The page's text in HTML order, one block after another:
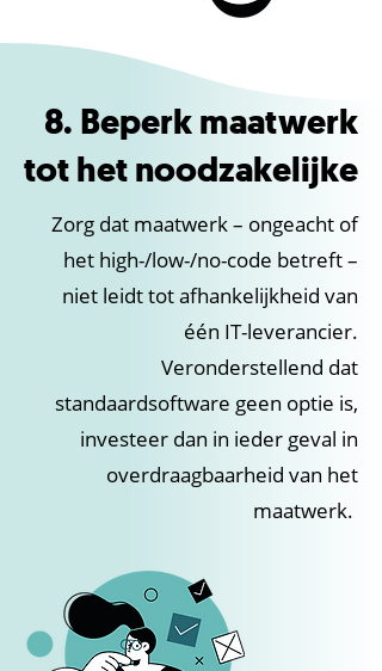
8. Beperk maatwerk
tot het noodzakelijke
Zorg dat maatwerk – ongeacht of
het high-/low-/no-code betreft –
niet leidt tot afhankelijkheid van
één IT-leverancier.
Veronderstellend dat
standaardsoftware geen optie is,
investeer dan in ieder geval in
overdraagbaarheid van het
maatwerk.